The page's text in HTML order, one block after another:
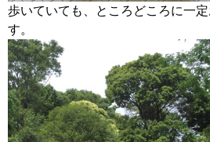
歩いていても、ところどころに一
す。